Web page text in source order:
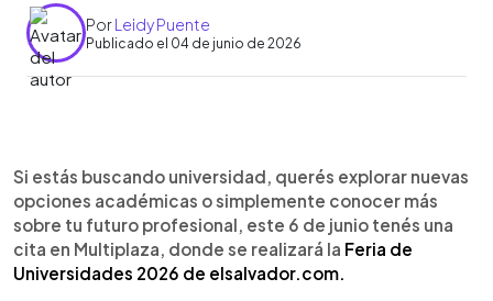
PorLeidy Puente
Publicado el 04 de junio de 2026
► Escuchar artículo
HONOR, Juan Valdez, PRISMAMODA, Flert,
Eduardo Franco, Paintball Park El Salvador y
Confitería Americana son las marcas
patrocinadoras que participarán en la Feria de
Universidades 2026 de elsalvador.com. Además
Si estás buscando universidad, querés explorar nuevas
opciones académicas o simplemente conocer más
sobre tu futuro profesional, este 6 de junio tenés una
cita en Multiplaza, donde se realizará la Feria de
Universidades 2026 de elsalvador.com.